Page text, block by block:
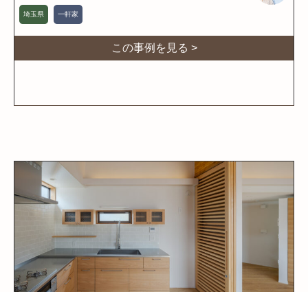
埼玉県 一軒家
この事例を見る >